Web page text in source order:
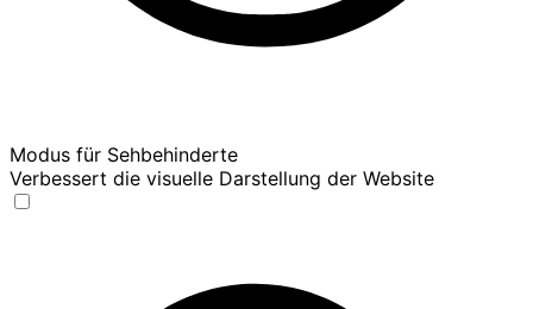
Modus für Sehbehinderte
Verbessert die visuelle Darstellung der Website